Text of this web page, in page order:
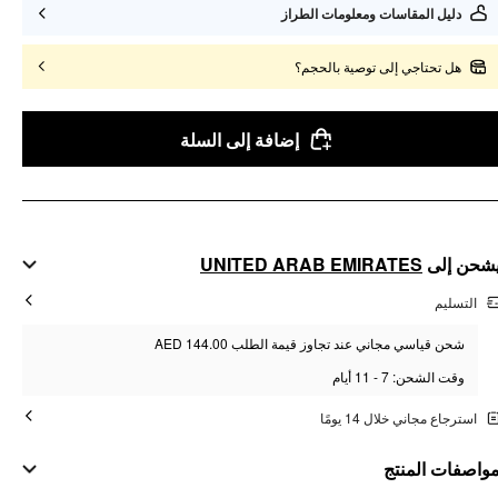
دليل المقاسات ومعلومات الطراز
هل تحتاجي إلى توصية بالحجم؟
إضافة إلى السلة
إلى UNITED ARAB EMIRATES
التسليم
شحن قياسي مجاني عند تجاوز قيمة الطلب AED 144.00
وقت الشحن: 7 - 11 أيام
استرجاع مجاني خلال 14 يومًا
المنتج